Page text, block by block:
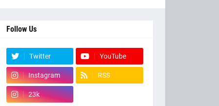
Follow Us
Twitter YouTube
Instagram RSS
23k